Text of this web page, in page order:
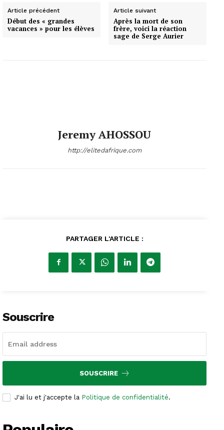
Article précédent
Début des « grandes
vacances » pour les élèves
Article suivant
Après la mort de son
frère, voici la réaction
sage de Serge Aurier
Jeremy AHOSSOU
http://elitedafrique.com
PARTAGER L'ARTICLE :
Souscrire
SOUSCRIRE
J'ai lu et j'accepte la Politique de confidentialité.